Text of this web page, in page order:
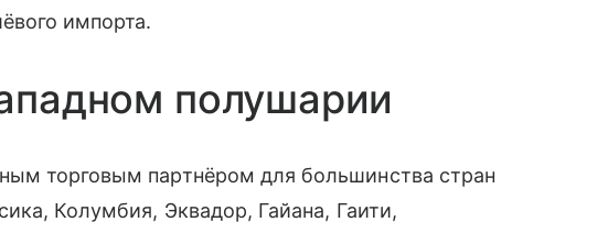
импорта.
полушарии
торговым партнёром для большинства стран
Колумбия, Эквадор, Гайана, Гаити,